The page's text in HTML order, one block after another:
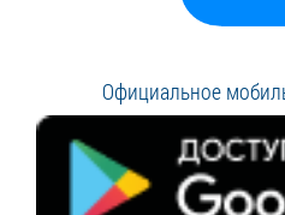
Официальное